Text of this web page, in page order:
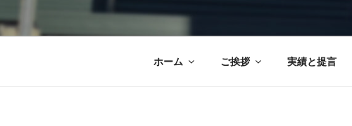
プ
ホーム ご挨拶 実績と提言